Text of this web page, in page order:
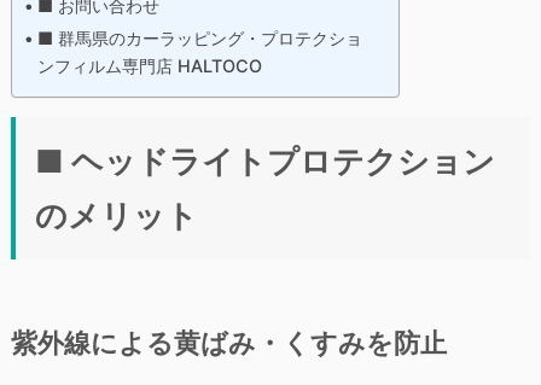
■ お問い合わせ
■ 群馬県のカーラッピング・プロテクショ
ンフィルム専門店 HALTOCO
■ ヘッドライトプロテクション
のメリット
紫外線による黄ばみ・くすみを防止